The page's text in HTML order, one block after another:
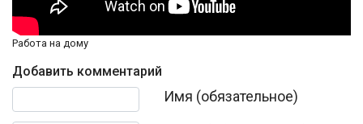
Работа на дому
Добавить комментарий
Имя (обязательное)